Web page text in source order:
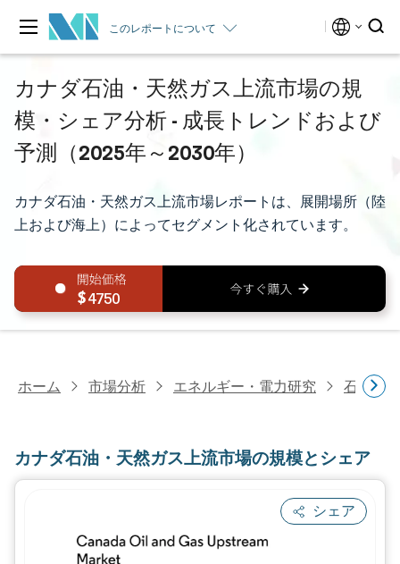
このレポートについて
カナダ石油・天然ガス上流市場の規
模・シェア分析 - 成長トレンドおよび
予測（2025年～2030年）
カナダ石油・天然ガス上流市場レポートは、展開場所（陸
上および海上）によってセグメント化されています。
4750
ホーム 市場分析 エネルギー・電力研究 石油・
カナダ石油・天然ガス上流市場の規模とシェア
シェア